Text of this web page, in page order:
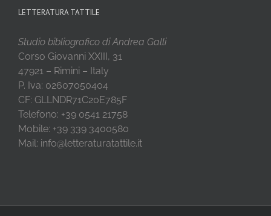
LETTERATURA TATTILE
Studio bibliografico di Andrea Galli
Corso Giovanni XXIII, 31
47921 – Rimini – Italy
P. Iva: 02607050404
CF: GLLNDR71C20E785F
Telefono: +39 0541 21758
Mobile: +39 339 3400580
Mail: info@letteraturatattile.it